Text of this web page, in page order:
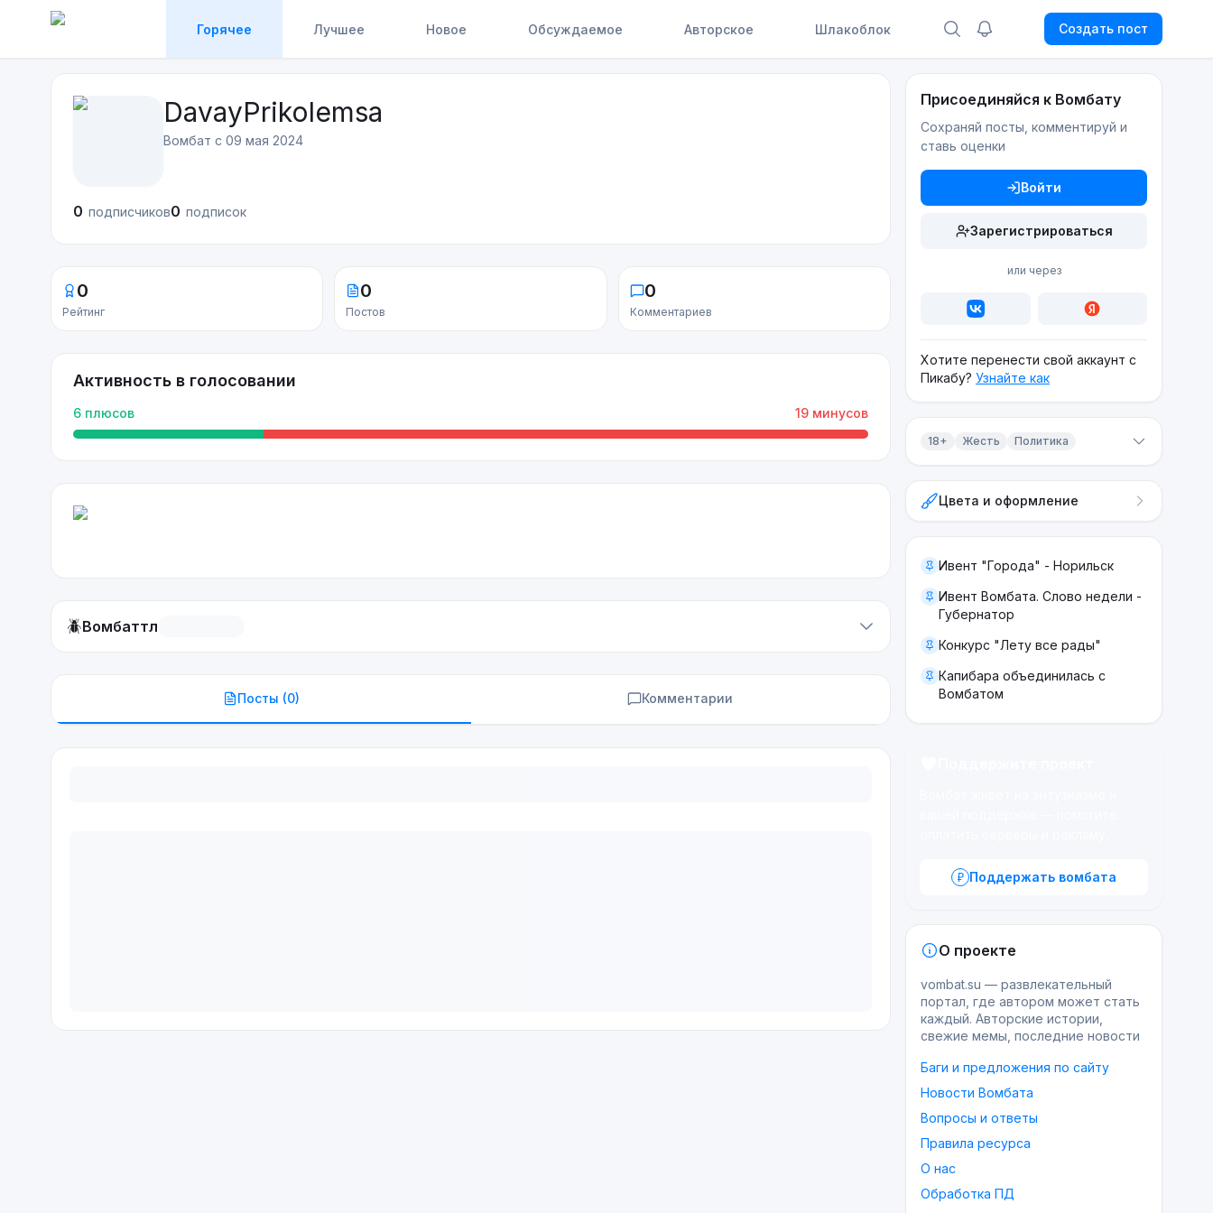
Горячее Лучшее Новое Обсуждаемое Авторское Шлакоблок Создать пост
DavayPrikolemsa
Вомбат с 09 мая 2024
0 подписчиков0 подписок
0
Рейтинг
0
Постов
0
Комментариев
Активность в голосовании
6 плюсов 19 минусов
🪲Вомбаттл
Посты (0) Комментарии
Присоединяйся к Вомбату
Сохраняй посты, комментируй и
ставь оценки
Войти
Зарегистрироваться
или через
Хотите перенести свой аккаунт с
Пикабу? Узнайте как
18+ Жесть Политика
ЖестьЦвета и оформление
Ивент "Города" - Норильск
Ивент Вомбата. Слово недели -
Губернатор
Конкурс "Лету все рады"
Капибара объединилась с
Вомбатом
Поддержать вомбата
О проекте
vombat.su — развлекательный
портал, где автором может стать
каждый. Авторские истории,
свежие мемы, последние новости
Баги и предложения по сайту
Новости Вомбата
Вопросы и ответы
Правила ресурса
О нас
Обработка ПД